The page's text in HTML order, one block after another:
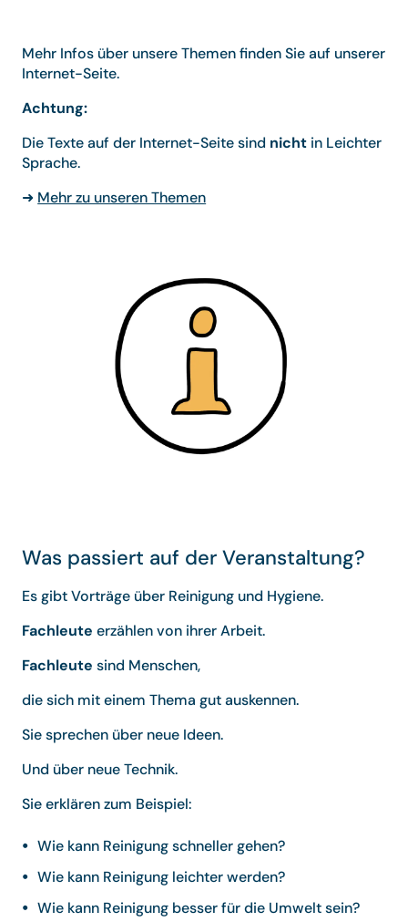
Mehr Infos über unsere Themen finden Sie auf unserer
Internet-Seite.
Achtung:
Die Texte auf der Internet-Seite sind nicht in Leichter
Sprache.
➜ Mehr zu unseren Themen
Was passiert auf der Veranstaltung?
Es gibt Vorträge über Reinigung und Hygiene.
Fachleute erzählen von ihrer Arbeit.
Fachleute sind Menschen,
die sich mit einem Thema gut auskennen.
Sie sprechen über neue Ideen.
Und über neue Technik.
Sie erklären zum Beispiel:
Wie kann Reinigung schneller gehen?
Wie kann Reinigung leichter werden?
Wie kann Reinigung besser für die Umwelt sein?